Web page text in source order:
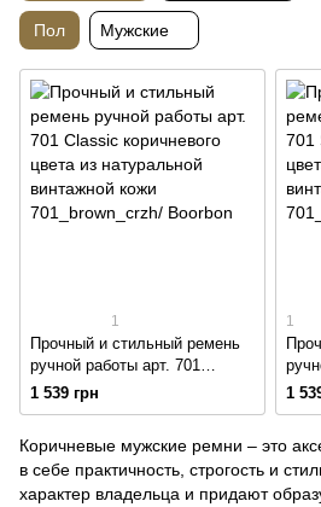
Пол Мужские
1
Прочный и стильный ремень
ручной работы арт. 701
Classic коричневого цвета из
1 539 грн
1
1
Коричневые мужские ремни – это
в себе практичность, строгость и
характер владельца и придают